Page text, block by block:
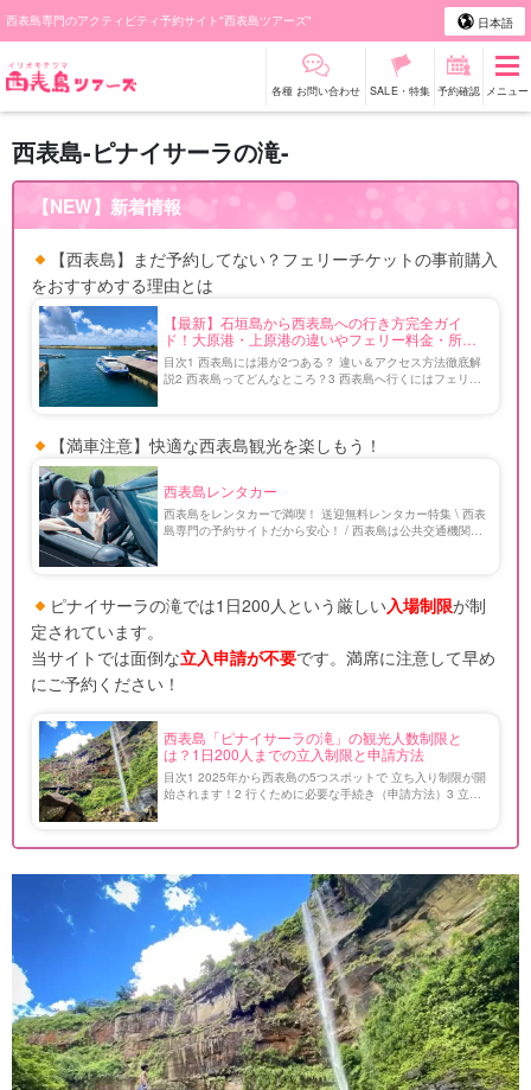
西表島専門のアクティビティ予約サイト"西表島ツアーズ" 日本語
各種 お問い合わせ SALE・特集 予約確認 メニュー
西表島-ピナイサーラの滝-
【NEW】新着情報
【西表島】まだ予約してない？フェリーチケットの事前購入
をおすすめする理由とは
【最新】石垣島から西表島への行き方完全ガイ
ド！大原港・上原港の違いやフェリー料金・所要
時間を徹底解説
目次1 西表島には港が2つある？ 違い＆アクセス方法徹底解
説2 西表島ってどんなところ？3 西表島へ行くにはフェリー
【満車注意】快適な西表島観光を楽しもう！
西表島レンタカー
西表島をレンタカーで満喫！ 送迎無料レンタカー特集 \ 西表
島専門の予約サイトだから安心！ / 西表島は公共交通機関の
ピナイサーラの滝では1日200人という厳しい入場制限が制
定されています。
当サイトでは面倒な立入申請が不要です。満席に注意して早め
にご予約ください！
西表島「ピナイサーラの滝」の観光人数制限と
は？1日200人までの立入制限と申請方法
目次1 2025年から西表島の5つスポットで 立ち入り制限が開
始されます！2 行くために必要な手続き（申請方法）3 立入